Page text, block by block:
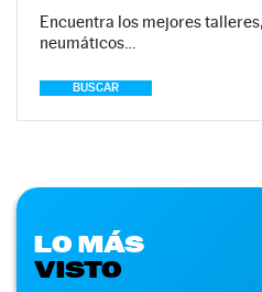
Encuentra los mejores
neumáticos…
BUSCAR
LO MÁS
VISTO